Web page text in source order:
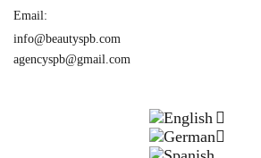
Email:
info@beautyspb.com
agencyspb@gmail.com